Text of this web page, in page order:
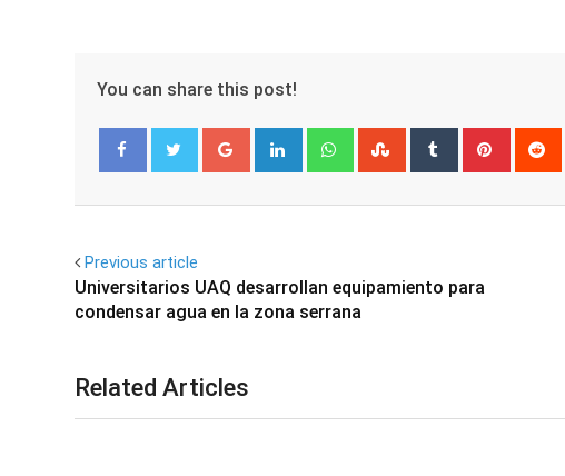
You can share this post!
Google+ LinkedIn WhatsappStumbleUpon
Tumblr Pinterest
Previous article
Universitarios UAQ desarrollan equipamiento para
condensar agua en la zona serrana
Related Articles